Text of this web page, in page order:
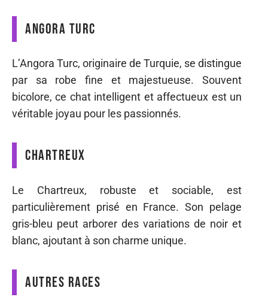
Angora Turc
L’Angora Turc, originaire de Turquie, se distingue
par sa robe fine et majestueuse. Souvent
bicolore, ce chat intelligent et affectueux est un
véritable joyau pour les passionnés.
Chartreux
Le Chartreux, robuste et sociable, est
particulièrement prisé en France. Son pelage
gris-bleu peut arborer des variations de noir et
blanc, ajoutant à son charme unique.
Autres races